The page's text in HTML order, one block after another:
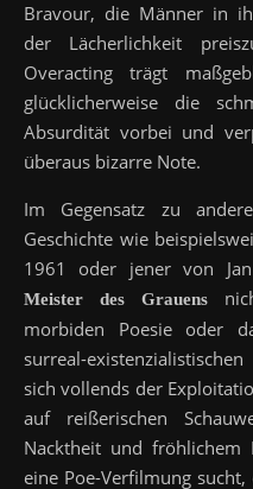
Bravour, die Männer in
der Lächerlichkeit
Overacting trägt
glücklicherweise die
Absurdität vorbei und
überaus bizarre Note.
Im Gegensatz zu
Geschichte wie
1961 oder jener von
Meister des Grauens
morbiden Poesie oder
surreal-
sich vollends der
auf reißerischen
Nacktheit und fröhlichem
eine Poe-Verfilmung